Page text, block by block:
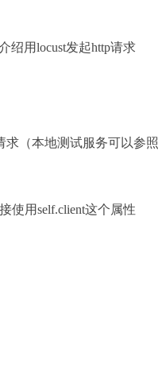
绍用locust发起http请求
求（本地测试服务可以参照
使用self.client这个属性